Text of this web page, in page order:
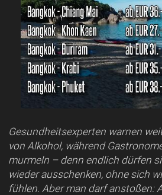
Gesundheitsexperten warnen
von Alkohol, während
murmeln – denn endlich dürfen
wieder ausschenken, ohne sich
fühlen. Aber man darf anstoßen: